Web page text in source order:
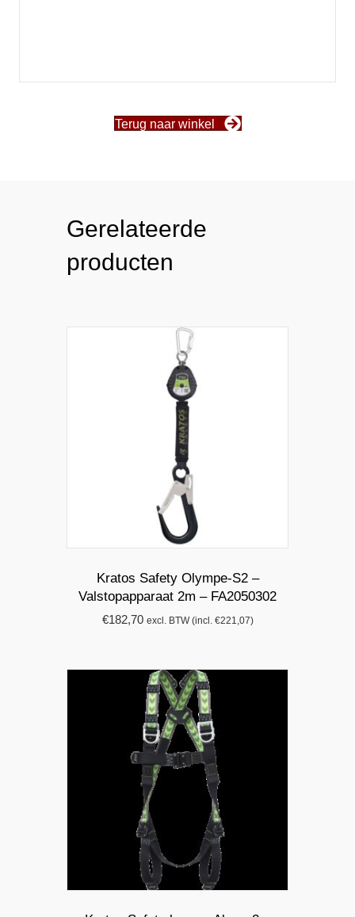
Terug naar winkel
Gerelateerde
producten
Kratos Safety Olympe-S2 –
Valstopapparaat 2m – FA2050302
€182,70 excl. BTW (incl. €221,07)